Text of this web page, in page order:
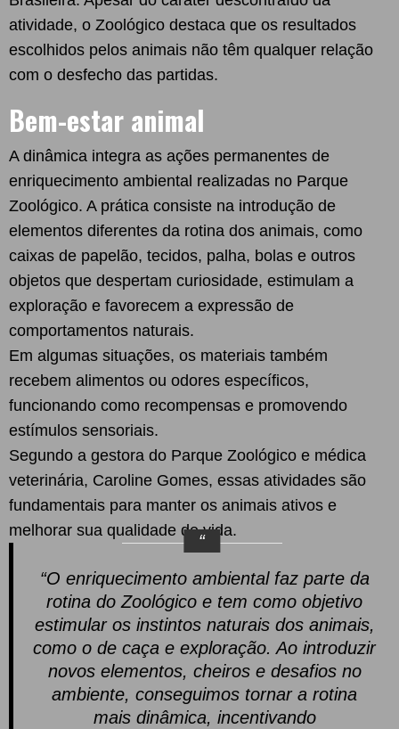
atividade, o Zoológico destaca que os resultados
escolhidos pelos animais não têm qualquer relação
com o desfecho das partidas.
Bem-estar animal
A dinâmica integra as ações permanentes de
enriquecimento ambiental realizadas no Parque
Zoológico. A prática consiste na introdução de
elementos diferentes da rotina dos animais, como
caixas de papelão, tecidos, palha, bolas e outros
objetos que despertam curiosidade, estimulam a
exploração e favorecem a expressão de
comportamentos naturais.
Em algumas situações, os materiais também
recebem alimentos ou odores específicos,
funcionando como recompensas e promovendo
estímulos sensoriais.
Segundo a gestora do Parque Zoológico e médica
veterinária, Caroline Gomes, essas atividades são
fundamentais para manter os animais ativos e
melhorar sua qualidade de vida.
“O enriquecimento ambiental faz parte da
rotina do Zoológico e tem como objetivo
estimular os instintos naturais dos animais,
como o de caça e exploração. Ao introduzir
novos elementos, cheiros e desafios no
ambiente, conseguimos tornar a rotina
mais dinâmica, incentivando